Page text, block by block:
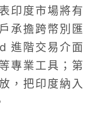
印度市場將有
承擔跨幣別匯
進階交易介面
專業工具；第
，把印度納入